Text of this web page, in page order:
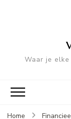
Waar je
Home